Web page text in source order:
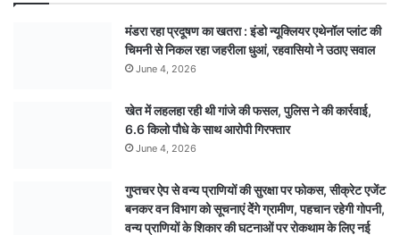
मंडरा रहा प्रदूषण का खतरा : इंडो न्यूक्लियर एथेनॉल प्लांट की
चिमनी से निकल रहा जहरीला धुआं, रहवासियो ने उठाए सवाल
June 4, 2026
खेत में लहलहा रही थी गांजे की फसल, पुलिस ने की कार्रवाई,
6.6 किलो पौधे के साथ आरोपी गिरफ्तार
June 4, 2026
गुप्तचर ऐप से वन्य प्राणियों की सुरक्षा पर फोकस, सीक्रेट एजेंट
बनकर वन विभाग को सूचनाएं देेंगे ग्रामीण, पहचान रहेगी गोपनी,
वन्य प्राणियों के शिकार की घटनाओं पर रोकथाम के लिए नई